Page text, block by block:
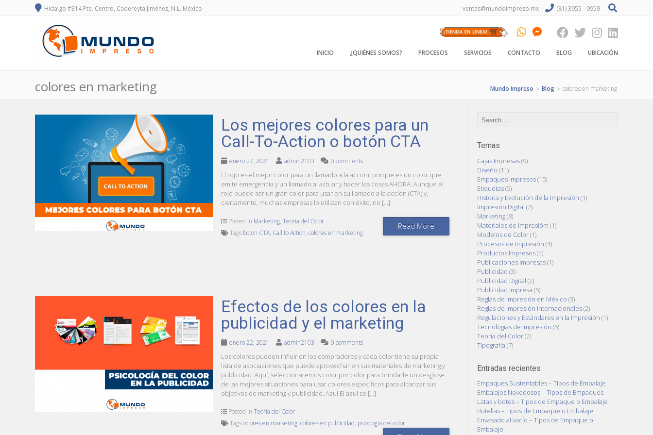
Hidalgo #314 Pte. Centro, Cadereyta Jiménez, N.L. México ventas@mundoimpreso.mx (81) 3955 - 0959
INICIO ¿QUIÉNES SOMOS? PROCESOS SERVICIOS CONTACTO BLOG UBICACIÓN
colores en marketing Mundo Impreso > Blog > colores en marketing
Los mejores colores para un
Call-To-Action o botón CTA
enero 27, 2021 admin2103 0 comments
El rojo es el mejor color para un llamado a la acción, porque es un color que
emite emergencia y un llamado al actuar y hacer las cosas AHORA. Aunque el
rojo puede ser un gran color para usar en su llamado a la acción (CTA) y,
ciertamente, muchas empresas lo utilizan con éxito, no […]
Posted in Marketing, Teoría del Color
Tags boton CTA, Call to Action, colores en marketing
Read More
Efectos de los colores en la
publicidad y el marketing
enero 22, 2021 admin2103 0 comments
Los colores pueden influir en los compradores y cada color tiene su propia
lista de asociaciones que puede aprovechar en sus materiales de marketing y
publicidad. Aquí, seleccionaremos color por color para brindarle un desglose
de las mejores situaciones para usar colores específicos para alcanzar sus
objetivos de marketing y publicidad. Azul El azul se […]
Posted in Teoría del Color
Tagscolores en marketing, colores en publicidad, psicologia del color
Temas
Cajas Impresas(9)
Diseño (11)
Empaques Impresos(15)
Etiquetas(5)
Historia y Evolución de la Impresión (1)
Impresión Digital (2)
Marketing(8)
Materiales de Impresióm (1)
Modelos de Color(1)
Procesos de Impresión (4)
Productos Impresos(4)
Publicaciones Impresas(1)
Publicidad (3)
Publicidad Digital (2)
Publicidad Impresa (5)
Reglas de Impresión en México (3)
Reglas de Impresión Internacionales(2)
Regulaciones y Estándares en la Impresión (1)
Tecnologías de Impresión (5)
Teoría del Color(2)
Tipografía (7)
Entradas recientes
Empaques Sustentables – Tipos de Embalaje
Embalajes Novedosos – Tipos de Empaques
Latas y botes – Tipos de Empaque o Embalaje
Botellas – Tipos de Empaque o Embalaje
Envasado al vacío – Tipos de Empaque o
Embalaje